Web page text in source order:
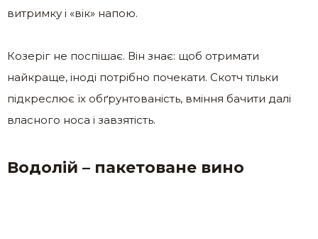
витримку і «вік» напою.
Козеріг не поспішає. Він знає: щоб отримати
найкраще, іноді потрібно почекати. Скотч тільки
підкреслює їх обґрунтованість, вміння бачити далі
власного носа і завзятість.
Водолій – пакетоване вино